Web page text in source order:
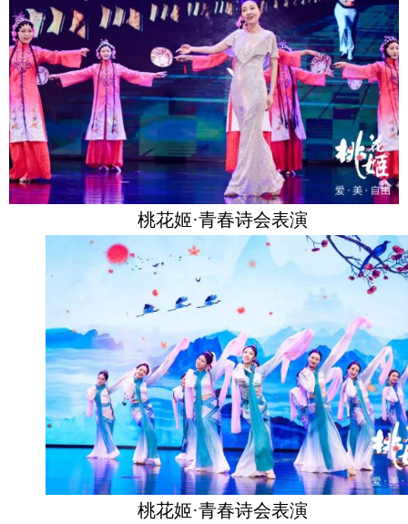
桃花姬·青春诗会表演
桃花姬·青春诗会表演